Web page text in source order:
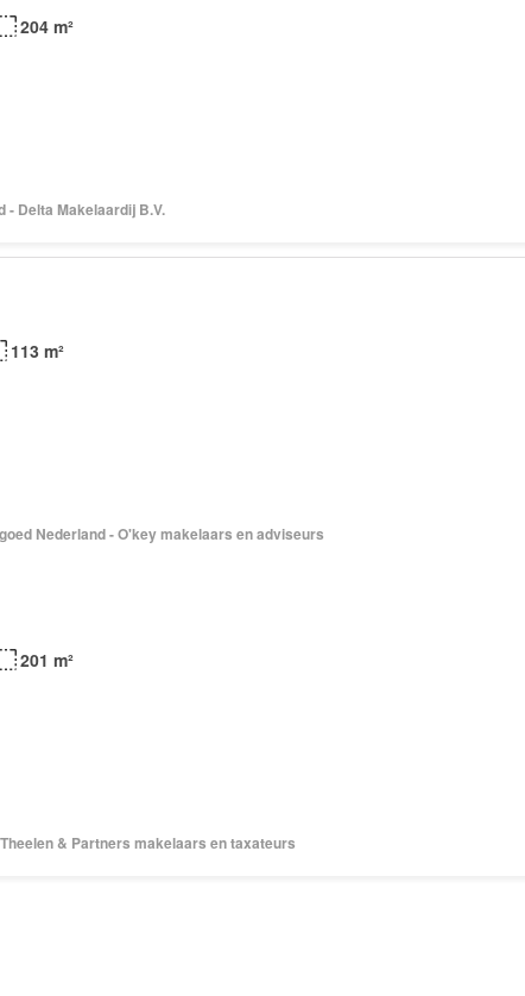
204 m²
- Delta Makelaardij B.V.
113 m²
Nederland - O'key makelaars en adviseurs
201 m²
& Partners makelaars en taxateurs